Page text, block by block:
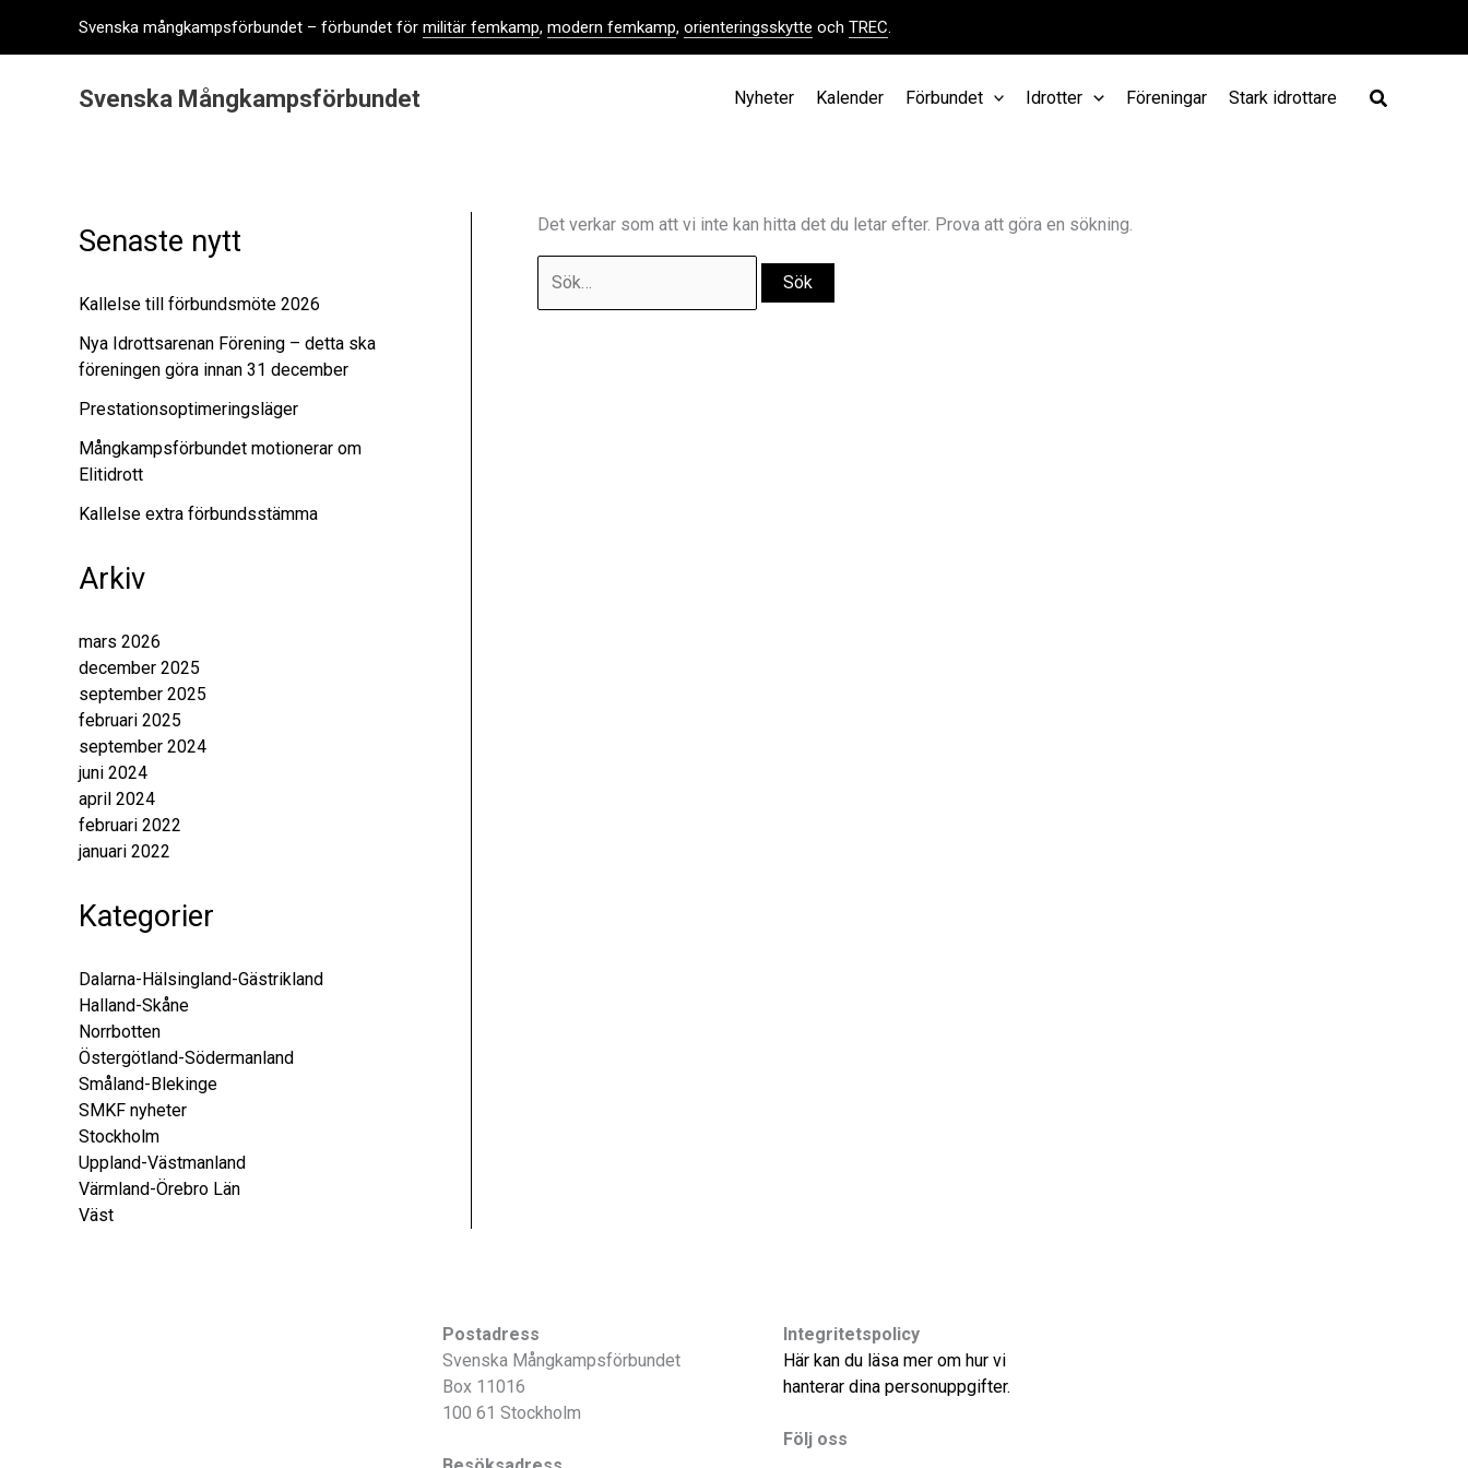
Svenska mångkampsförbundet – förbundet för militär femkamp, modern femkamp, orienteringsskytte och TREC.
Svenska Mångkampsförbundet Nyheter Kalender Förbundet Idrotter Föreningar Stark idrottare
Senaste nytt
Kallelse till förbundsmöte 2026
Nya Idrottsarenan Förening – detta ska
föreningen göra innan 31 december
Prestationsoptimeringsläger
Mångkampsförbundet motionerar om
Elitidrott
Kallelse extra förbundsstämma
Arkiv
mars 2026
december 2025
september 2025
februari 2025
september 2024
juni 2024
april 2024
februari 2022
januari 2022
Kategorier
Dalarna-Hälsingland-Gästrikland
Halland-Skåne
Norrbotten
Östergötland-Södermanland
Småland-Blekinge
SMKF nyheter
Stockholm
Uppland-Västmanland
Värmland-Örebro Län
Väst
Det verkar som att vi inte kan hitta det du letar efter. Prova att göra en sökning.
efter:
Postadress
Svenska Mångkampsförbundet
Box 11016
100 61 Stockholm
Integritetspolicy
Här kan du läsa mer om hur vi
hanterar dina personuppgifter.
Följ oss